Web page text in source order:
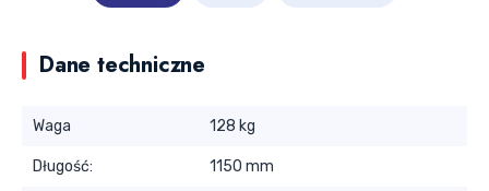
Dane techniczne
Waga 128 kg
Długość: 1150 mm